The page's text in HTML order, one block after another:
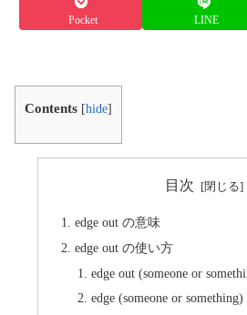
Pocket LINE
Contents [hide]
目次
edge out の意味
edge out の使い方
edge out (someone or
edge (someone or